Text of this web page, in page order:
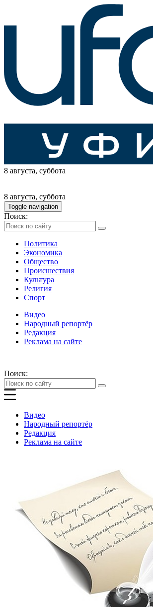
8 августа, суббота
8 августа, суббота
Toggle navigation
Поиск:
Политика
Экономика
Общество
Происшествия
Культура
Религия
Спорт
Видео
Народный репортёр
Редакция
Реклама на сайте
Поиск:
Видео
Народный репортёр
Редакция
Реклама на сайте